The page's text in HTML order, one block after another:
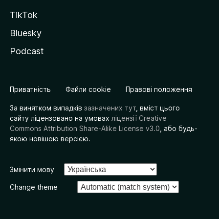
TikTok
Bluesky
Podcast
Приватність Файли cookie Правові положення
За винятком випадків зазначених тут , вміст цього
сайту ліцензовано на умовах ліцензії Creative
Commons Attribution Share-Alike License v3.0 , або будь-
якою новішою версією.
Змінити мову
Change theme